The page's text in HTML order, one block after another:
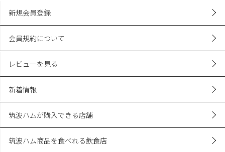
新規会員登録
会員規約について
レビューを見る
新着情報
筑波ハムが購入できる店舗
筑波ハム商品を食べれる飲食店